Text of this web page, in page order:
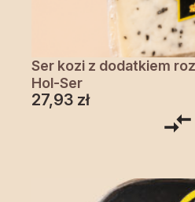
Ser kozi z dodatkiem
Hol-Ser
27,93 zł